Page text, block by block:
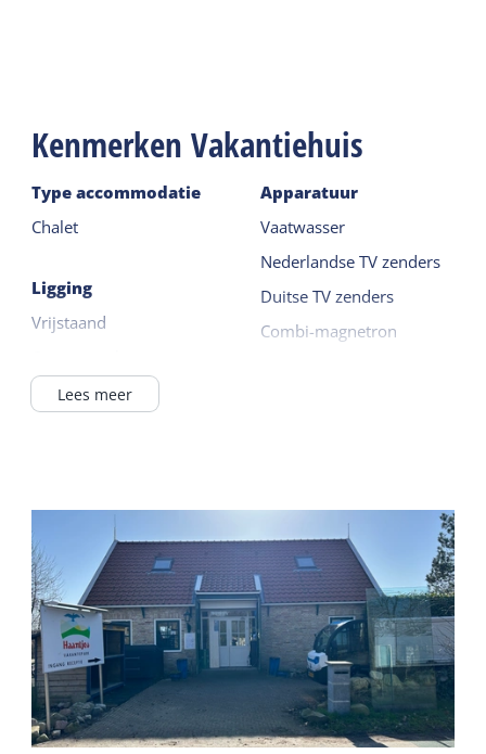
Kenmerken Vakantiehuis
Type accommodatie
Chalet
Ligging
Vrijstaand
Buiten het dorp
Slaapkamer begane
grond
Sfeerhaard
Centrale verwarming
Rookvrij
Wifi privé
Lees meer
Apparatuur
Vaatwasser
Nederlandse TV zenders
Duitse TV zenders
Combi-magnetron
Gedeelde faciliteiten
Parkeerterrein
Fietsverhuur
Speelveld
Sportveld
Wasfaciliteiten
Lees meer